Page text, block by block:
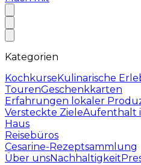
Kategorien
KochkurseKulinarische
TourenGeschenkkarten
Erfahrungen lokaler
Versteckte ZieleAufenthalt
Haus
Reisebüros
Cesarine-Rezeptsammlung
Über unsNachhaltigkeit